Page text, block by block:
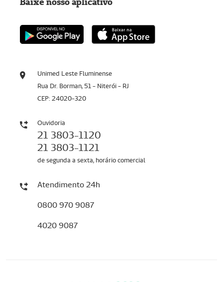
Unimed Leste Fluminense
Rua Dr. Borman, 51 - Niterói - RJ
CEP: 24020-320
Ouvidoria
21 3803-1120
21 3803-1121
de segunda a sexta, horário comercial
Atendimento 24h
0800 970 9087
4020 9087